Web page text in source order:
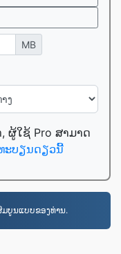
MB
, ຜູ້ໃຊ້ Pro ສາມາດ
ະບຽນດຽວນີ້
ບູນແບບຂອງທ່ານ.